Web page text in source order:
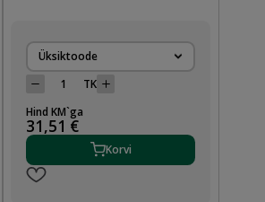
Üksiktoode
TK
Hind KM`ga
31,51 €
Korvi